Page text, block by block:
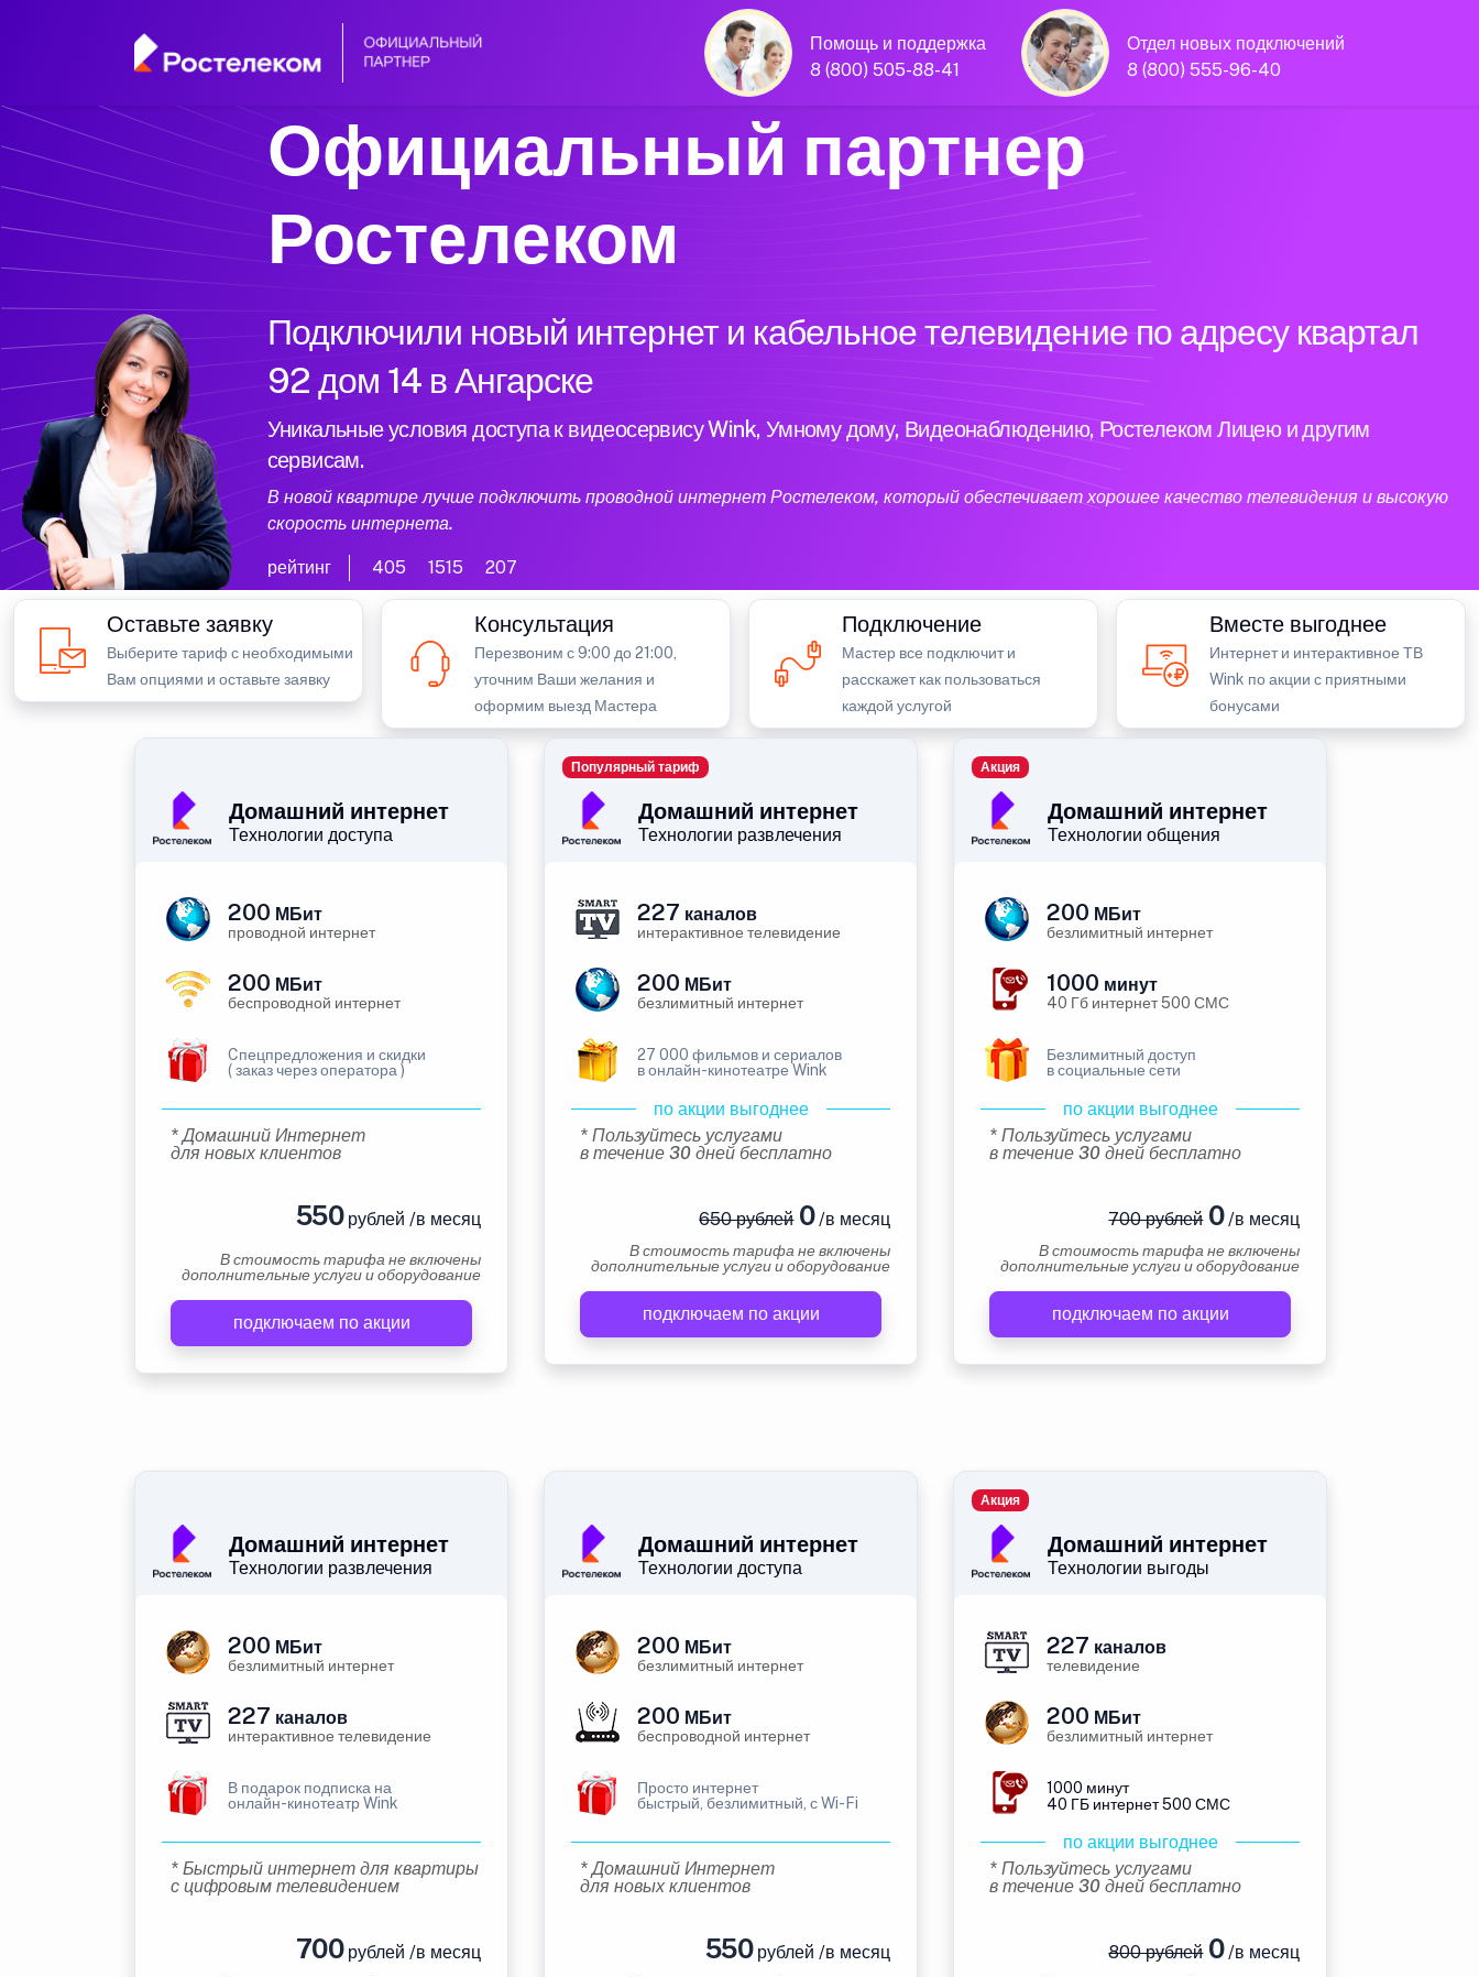
Помощь и поддержка
8 (800) 505-88-41
Отдел новых подключений
8 (800) 555-96-40
Официальный партнер
Ростелеком
Подключили новый интернет и кабельное телевидение по адресу квартал
92 дом 14 в Ангарске
Уникальные условия доступа к видеосервису Wink, Умному дому, Видеонаблюдению, Ростелеком Лицею и другим
сервисам.
В новой квартире лучше подключить проводной интернет Ростелеком, который обеспечивает хорошее качество телевидения и высокую
скорость интернета.
рейтинг 405 1515 207
Оставьте заявку
Выберите тариф с необходимыми
Вам опциями и оставьте заявку
Консультация
Перезвоним с 9:00 до 21:00,
уточним Ваши желания и
оформим выезд Мастера
Подключение
Мастер все подключит и
расскажет как пользоваться
каждой услугой
Вместе выгоднее
Интернет и интерактивное ТВ
Wink по акции с приятными
бонусами
Домашний интернет
Технологии доступа
200 МБит
проводной интернет
200 МБит
беспроводной интернет
Cпецпредложения и скидки
( заказ через оператора )
* Домашний Интернет
для новых клиентов
550рублей /в месяц
В стоимость тарифа не включены
дополнительные услуги и оборудование
подключаем по акции
Домашний интернет
Технологии развлечения
Популярный тариф
227 каналов
интерактивное телевидение
200 МБит
безлимитный интернет
27 000 фильмов и сериалов
в онлайн-кинотеатре Wink
по акции выгоднее
* Пользуйтесь услугами
в течение 30 дней бесплатно
650 рублей0/в месяц
В стоимость тарифа не включены
дополнительные услуги и оборудование
подключаем по акции
Домашний интернет
Технологии общения
Акция
200 МБит
безлимитный интернет
1000 минут
40 Гб интернет 500 СМС
Безлимитный доступ
в социальные сети
по акции выгоднее
* Пользуйтесь услугами
в течение 30 дней бесплатно
700 рублей0/в месяц
В стоимость тарифа не включены
дополнительные услуги и оборудование
подключаем по акции
Домашний интернет
Технологии развлечения
200 МБит
безлимитный интернет
227 каналов
интерактивное телевидение
В подарок подписка на
онлайн-кинотеатр Wink
* Быстрый интернет для квартиры
с цифровым телевидением
700рублей /в месяц
Домашний интернет
Технологии доступа
200 МБит
безлимитный интернет
200 МБит
беспроводной интернет
Просто интернет
быстрый, безлимитный, с Wi-Fi
* Домашний Интернет
для новых клиентов
550рублей /в месяц
Домашний интернет
Технологии выгоды
Акция
227 каналов
телевидение
200 МБит
безлимитный интернет
1000 минут
40 ГБ интернет 500 СМС
по акции выгоднее
* Пользуйтесь услугами
в течение 30 дней бесплатно
800 рублей0/в месяц